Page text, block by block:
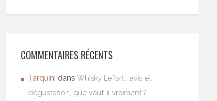
COMMENTAIRES RÉCENTS
Tarquini dansWhisky Lefort : avis et
dégustation, que vaut-il vraiment ?